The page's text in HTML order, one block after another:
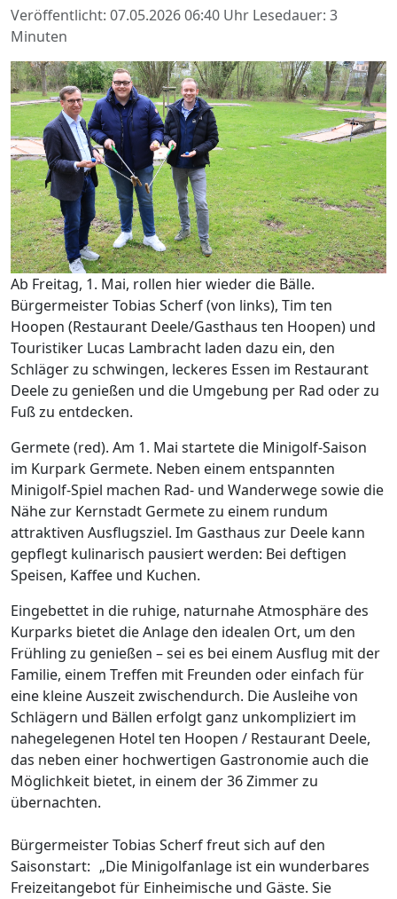
Veröffentlicht: 07.05.2026 06:40 Uhr Lesedauer: 3
Minuten
Ab Freitag, 1. Mai, rollen hier wieder die Bälle.
Bürgermeister Tobias Scherf (von links), Tim ten
Hoopen (Restaurant Deele/Gasthaus ten Hoopen) und
Touristiker Lucas Lambracht laden dazu ein, den
Schläger zu schwingen, leckeres Essen im Restaurant
Deele zu genießen und die Umgebung per Rad oder zu
Fuß zu entdecken.
Germete (red). Am 1. Mai startete die Minigolf-Saison
im Kurpark Germete. Neben einem entspannten
Minigolf-Spiel machen Rad- und Wanderwege sowie die
Nähe zur Kernstadt Germete zu einem rundum
attraktiven Ausflugsziel. Im Gasthaus zur Deele kann
gepflegt kulinarisch pausiert werden: Bei deftigen
Speisen, Kaffee und Kuchen.
Eingebettet in die ruhige, naturnahe Atmosphäre des
Kurparks bietet die Anlage den idealen Ort, um den
Frühling zu genießen – sei es bei einem Ausflug mit der
Familie, einem Treffen mit Freunden oder einfach für
eine kleine Auszeit zwischendurch. Die Ausleihe von
Schlägern und Bällen erfolgt ganz unkompliziert im
nahegelegenen Hotel ten Hoopen / Restaurant Deele,
das neben einer hochwertigen Gastronomie auch die
Möglichkeit bietet, in einem der 36 Zimmer zu
übernachten.
Bürgermeister Tobias Scherf freut sich auf den
Saisonstart: „Die Minigolfanlage ist ein wunderbares
Freizeitangebot für Einheimische und Gäste. Sie